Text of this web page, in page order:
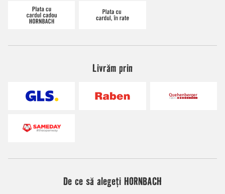
Livrăm prin
De ce să alegeți HORNBACH